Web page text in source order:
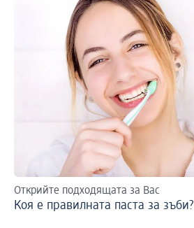
Открийте подходящата за Вас
Коя е правилната паста за зъби?